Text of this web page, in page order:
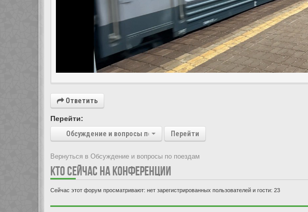
Ответить
Перейти:
Обсуждение и вопросы по поездамПерейти
Вернуться в Обсуждение и вопросы по поездам
КТО СЕЙЧАС НА КОНФЕРЕНЦИИ
Сейчас этот форум просматривают: нет зарегистрированных пользователей и гости: 23